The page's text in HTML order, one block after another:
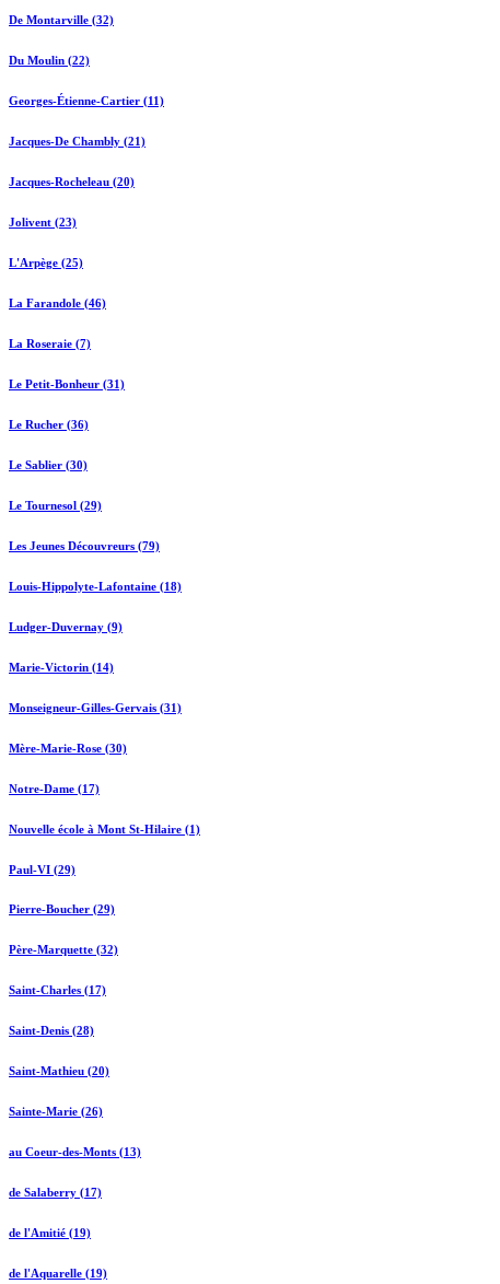
De Montarville (32)
Du Moulin (22)
Georges-Étienne-Cartier (11)
Jacques-De Chambly (21)
Jacques-Rocheleau (20)
Jolivent (23)
L'Arpège (25)
La Farandole (46)
La Roseraie (7)
Le Petit-Bonheur (31)
Le Rucher (36)
Le Sablier (30)
Le Tournesol (29)
Les Jeunes Découvreurs (79)
Louis-Hippolyte-Lafontaine (18)
Ludger-Duvernay (9)
Marie-Victorin (14)
Monseigneur-Gilles-Gervais (31)
Mère-Marie-Rose (30)
Notre-Dame (17)
Nouvelle école à Mont St-Hilaire (1)
Paul-VI (29)
Pierre-Boucher (29)
Père-Marquette (32)
Saint-Charles (17)
Saint-Denis (28)
Saint-Mathieu (20)
Sainte-Marie (26)
au Coeur-des-Monts (13)
de Salaberry (17)
de l'Amitié (19)
de l'Aquarelle (19)